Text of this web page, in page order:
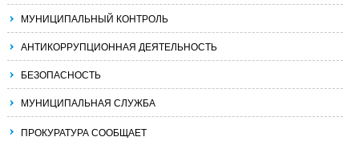
МУНИЦИПАЛЬНЫЙ КОНТРОЛЬ
АНТИКОРРУПЦИОННАЯ ДЕЯТЕЛЬНОСТЬ
БЕЗОПАСНОСТЬ
МУНИЦИПАЛЬНАЯ СЛУЖБА
ПРОКУРАТУРА СООБЩАЕТ